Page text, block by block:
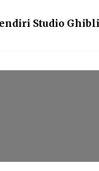
Studio